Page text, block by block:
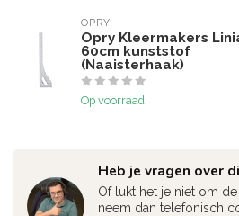
OPRY
Opry Kleermakers
60cm kunststof
(Naaisterhaak)
Op voorraad
Heb je vragen over
Of lukt het je niet om
neem dan telefonisch